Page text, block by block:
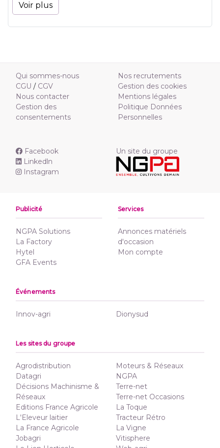
Voir plus
Qui sommes-nous
CGU / CGV
Nous contacter
Gestion des
consentements
Nos recrutements
Gestion des cookies
Mentions légales
Politique Données
Personnelles
Facebook
Linkedln
Instagram
Un site du groupe
Publicité
NGPA Solutions
La Factory
Hytel
GFA Events
Services
Annonces matériels
d'occasion
Mon compte
Événements
Innov-agri Dionysud
Les sites du groupe
Agrodistribution
Datagri
Décisions Machinisme &
Réseaux
Editions France Agricole
L'Eleveur laitier
La France Agricole
Jobagri
Moteurs & Réseaux
NGPA
Terre-net
Terre-net Occasions
La Toque
Tracteur Rétro
La Vigne
Vitisphere